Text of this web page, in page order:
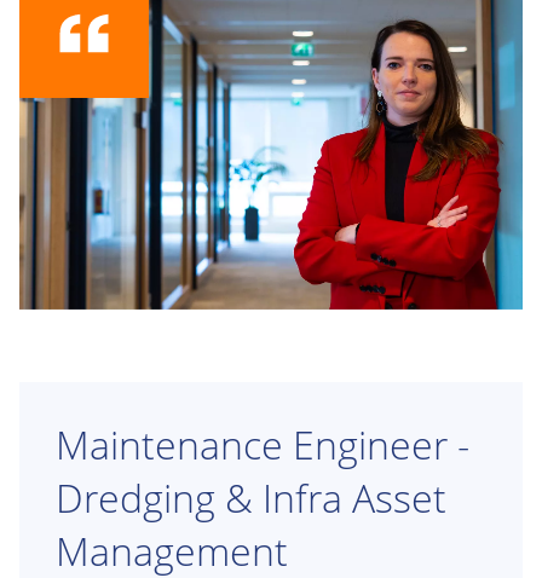
Je maakt deel uit van de afdeling Procurement &
Supply Chain van Van Oord en werkt vanuit ons
kantoor in Rotterdam. Binnen een
matrixorganisatie werk je nauw samen met
projectteams, Category Managers, Operationele
Inkopers en contractspecialisten uit verschillende
onderdelen van de organisatie.
Maintenance Engineer -
Dredging & Infra Asset
Management